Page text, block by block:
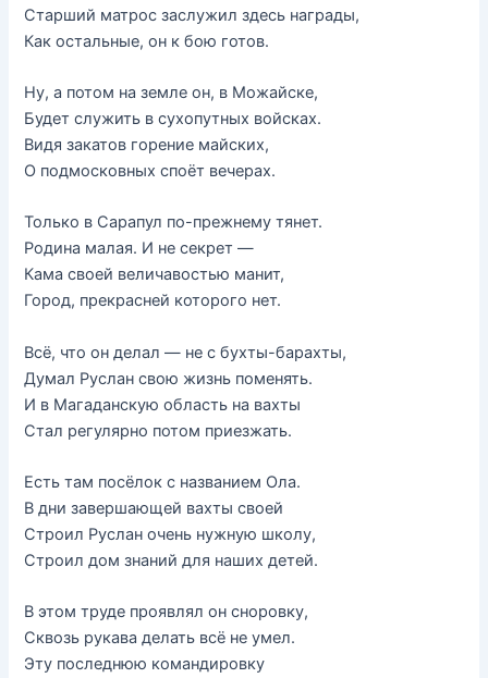
Старший матрос заслужил здесь награды,
Как остальные, он к бою готов.
Ну, а потом на земле он, в Можайске,
Будет служить в сухопутных войсках.
Видя закатов горение майских,
О подмосковных споёт вечерах.
Только в Сарапул по-прежнему тянет.
Родина малая. И не секрет —
Кама своей величавостью манит,
Город, прекрасней которого нет.
Всё, что он делал — не с бухты-барахты,
Думал Руслан свою жизнь поменять.
И в Магаданскую область на вахты
Стал регулярно потом приезжать.
Есть там посёлок с названием Ола.
В дни завершающей вахты своей
Строил Руслан очень нужную школу,
Строил дом знаний для наших детей.
В этом труде проявлял он сноровку,
Сквозь рукава делать всё не умел.
Эту последнюю командировку